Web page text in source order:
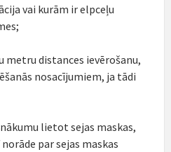
vai kurām ir elpceļu
metru distances ievērošanu,
nosacījumiem, ja tādi
lietot sejas maskas,
par sejas maskas